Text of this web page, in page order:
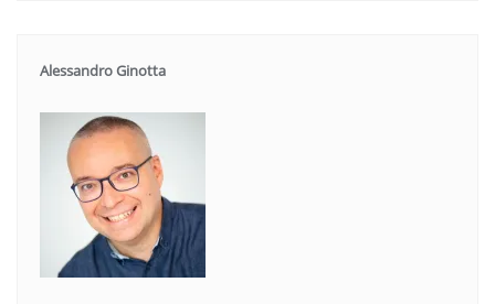
Alessandro Ginotta